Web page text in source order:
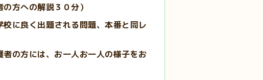
方への解説３０分）
に良く出題される問題、本番と同レ
の方には、お一人お一人の様子をお